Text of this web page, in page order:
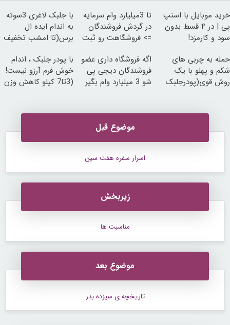
خرید موبایل با اسنپ
پی | در ۴ قسط بدون
سود و کارمزد!
تا 3میلیارد وام سرمایه
در گردش فروشندگان
=> فروشگاهت رو ثبت
با جلبک لاغری 3سوته
به اندام ایده ال
برس(تا امشب تخفیف
حمله به چربی های
شکم و پهلو با یک
روش قوی(پودرجلبک
اگه فروشگاه داری عضو
فروشندگان دیجی پی
شو 3 میلیارد وام بگیر
با پودر جلبک ، اندام
خوش فرم آرزو نیست!
(3تا7 کیلو کاهش وزن
موضوع قبل
اسرار سفره هفت سین
زیربخش
مناسبت ها
موضوع بعد
تاریخچه ی سیزده بدر